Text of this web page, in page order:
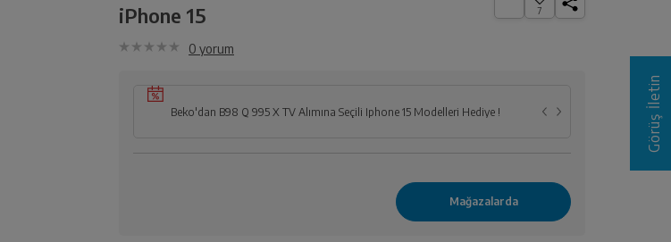
iPhone 15
7
0 yorum
Beko'dan B98 Q 995 X TV Alımına Seçili İphone 15 Modelleri Hediye ! Görüş İletin